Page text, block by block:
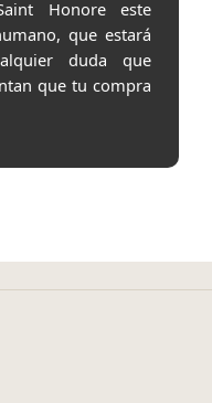
Honore este
que estará
duda que
que tu compra